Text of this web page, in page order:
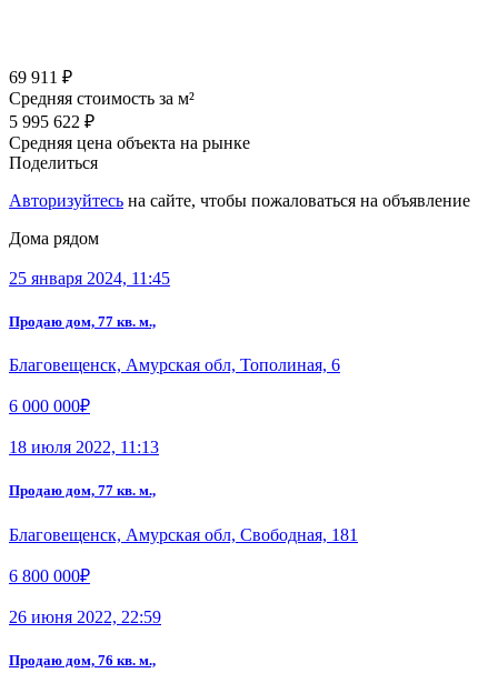
69 911 ₽
Средняя стоимость за м²
5 995 622 ₽
Средняя цена объекта на рынке
Поделиться
Авторизуйтесь на сайте, чтобы пожаловаться на объявление
Дома рядом
25 января 2024, 11:45
Продаю дом, 77 кв. м.,
Благовещенск, Амурская обл, Тополиная, 6
6 000 000₽
18 июля 2022, 11:13
Продаю дом, 77 кв. м.,
Благовещенск, Амурская обл, Свободная, 181
6 800 000₽
26 июня 2022, 22:59
Продаю дом, 76 кв. м.,